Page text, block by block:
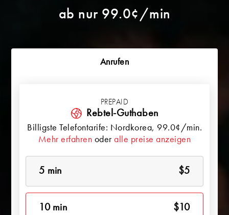
ab nur 99.0¢/min
Anrufen
PREPAID
Rebtel-Guthaben
Billigste Telefontarife: Nordkorea, 99.0¢/min.
Mehr erfahren oderalle preise anzeigen
5 min $5
10 min $10